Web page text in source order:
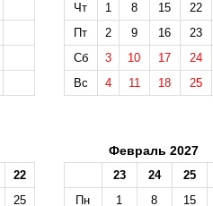
Чт
1 8 15
22
Пт
2 9 16
23
Сб
3 10 17
24
Вс
4 11 18 25
22
25
Февраль 2027
23 24
25
Пн
1 8
15